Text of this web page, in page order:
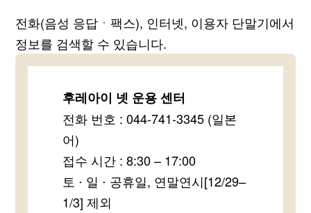
전화(음성 응답ㆍ팩스), 인터넷, 이용자 단말기에서
정보를 검색할 수 있습니다.
후레아이 넷 운용 센터
전화 번호 : 044-741-3345 (일본
어)
접수 시간 : 8:30 – 17:00
토 ⋅ 일 ⋅ 공휴일, 연말연시[12/29–
1/3] 제외